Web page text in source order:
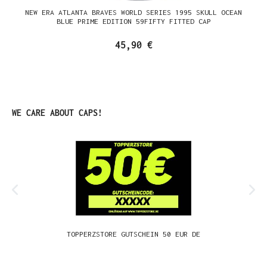
NEW ERA ATLANTA BRAVES WORLD SERIES 1995 SKULL OCEAN
BLUE PRIME EDITION 59FIFTY FITTED CAP
45,90 €
Produktgalerie überspringen
WE CARE ABOUT CAPS!
TOPPERZSTORE GUTSCHEIN 50 EUR DE